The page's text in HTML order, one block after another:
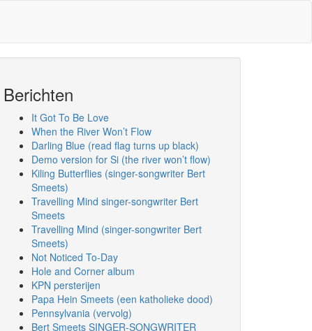
Berichten
It Got To Be Love
When the River Won’t Flow
Darling Blue (read flag turns up black)
Demo version for Si (the river won’t flow)
Kiling Butterflies (singer-songwriter Bert
Smeets)
Travelling Mind singer-songwriter Bert
Smeets
Travelling Mind (singer-songwriter Bert
Smeets)
Not Noticed To-Day
Hole and Corner album
KPN persterijen
Papa Hein Smeets (een katholieke dood)
Pennsylvania (vervolg)
Bert Smeets SINGER-SONGWRITER